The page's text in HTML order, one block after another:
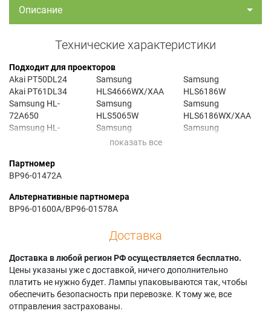
Описание
Технические характеристики
Подходит для проекторов
Akai PT50DL24
Akai PT61DL34
Samsung HL-
72A650
Samsung HL-
S4666W
Samsung HL-
Samsung HL-
S5066W
S5087W
Samsung HL-
S5088W
Samsung HL-
S5666W
Samsung
HLS4666WX/XAA
Samsung
HLS5065W
Samsung
HLS5065WX/XAA
Samsung
HLS5086W
HLS5086WX/XAA
HLS5086WX/XAC
Samsung
HLS5087W
Samsung
HLS5087WX/XAA
Samsung
HLS6186W
Samsung
HLS6186WX/XAA
Samsung
HLS6767WX/XAA
Samsung
HLS7178W
Samsung
Партномер
BP96-01472A
Альтернативные партномера
BP96-01600A/BP96-01578A
Доставка
Доставка в любой регион РФ осуществляется бесплатно.
Цены указаны уже с доставкой, ничего дополнительно
платить не нужно будет. Лампы упаковываются так, чтобы
обеспечить безопасность при перевозке. К тому же, все
отправления застрахованы.